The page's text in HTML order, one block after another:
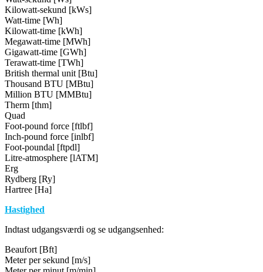
Kilowatt-sekund [kWs]
Watt-time [Wh]
Kilowatt-time [kWh]
Megawatt-time [MWh]
Gigawatt-time [GWh]
Terawatt-time [TWh]
British thermal unit [Btu]
Thousand BTU [MBtu]
Million BTU [MMBtu]
Therm [thm]
Quad
Foot-pound force [ftlbf]
Inch-pound force [inlbf]
Foot-poundal [ftpdl]
Litre-atmosphere [lATM]
Erg
Rydberg [Ry]
Hartree [Ha]
Hastighed
Indtast udgangsværdi og se udgangsenhed:
Beaufort [Bft]
Meter per sekund [m/s]